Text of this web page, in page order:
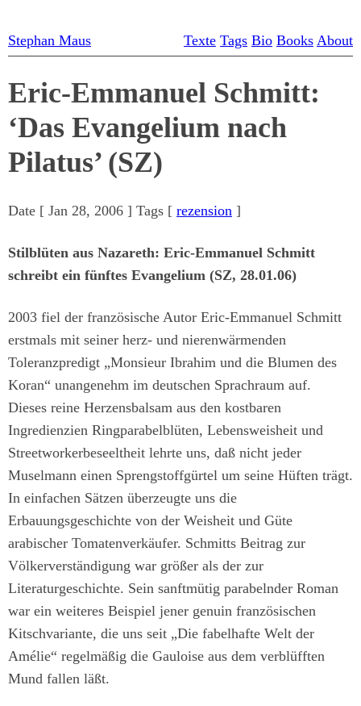
Stephan Maus Texte Tags Bio Books About
Eric-Emmanuel Schmitt:
‘Das Evangelium nach
Pilatus’ (SZ)
Date [ Jan 28, 2006 ] Tags [ rezension ]
Stilblüten aus Nazareth: Eric-Emmanuel Schmitt
schreibt ein fünftes Evangelium (SZ, 28.01.06)
2003 fiel der französische Autor Eric-Emmanuel Schmitt
erstmals mit seiner herz- und nierenwärmenden
Toleranzpredigt „Monsieur Ibrahim und die Blumen des
Koran“ unangenehm im deutschen Sprachraum auf.
Dieses reine Herzensbalsam aus den kostbaren
Ingredienzien Ringparabelblüten, Lebensweisheit und
Streetworkerbeseeltheit lehrte uns, daß nicht jeder
Muselmann einen Sprengstoffgürtel um seine Hüften trägt.
In einfachen Sätzen überzeugte uns die
Erbauungsgeschichte von der Weisheit und Güte
arabischer Tomatenverkäufer. Schmitts Beitrag zur
Völkerverständigung war größer als der zur
Literaturgeschichte. Sein sanftmütig parabelnder Roman
war ein weiteres Beispiel jener genuin französischen
Kitschvariante, die uns seit „Die fabelhafte Welt der
Amélie“ regelmäßig die Gauloise aus dem verblüfften
Mund fallen läßt.